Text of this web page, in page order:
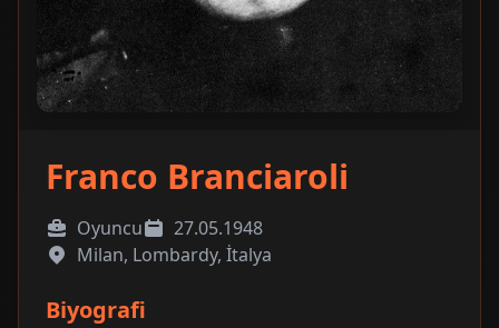
Franco Branciaroli
Oyuncu
27.05.1948
Milan, Lombardy, İtalya
Biyografi